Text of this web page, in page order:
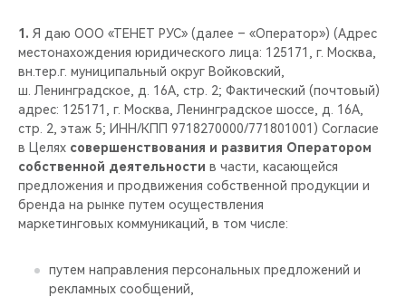
КРОССОВЕРЫ
СЕДАНЫ
НОВИНКИ
КРЕДИТ И СТРАХОВАНИЕ
ЗАПЧАСТИ И АКСЕССУАРЫ
ПОДДЕРЖКА
CHERY CONNECT
О БРЕНДЕ
CHERY В СОЦСЕТЯХ
ЛЮДИ CHERY
БЛАГОТВОРИТЕЛЬНОСТЬ
CHERY REMOTE
CHERY И СПОРТ
КРЕДИТ
МЫ В СОЦСЕТЯХ
1. Я даю ООО «ТЕНЕТ РУС» (далее – «Оператор») (Адрес
местонахождения юридического лица: 125171, г. Москва,
вн.тер.г. муниципальный округ Войковский,
ш. Ленинградское, д. 16А, стр. 2; Фактический (почтовый)
адрес: 125171, г. Москва, Ленинградское шоссе, д. 16А,
стр. 2, этаж 5; ИНН/КПП 9718270000/771801001) Согласие
в Целях совершенствования и развития Оператором
собственной деятельности в части, касающейся
предложения и продвижения собственной продукции и
бренда на рынке путем осуществления
маркетинговых коммуникаций, в том числе:
путем направления персональных предложений и
рекламных сообщений,